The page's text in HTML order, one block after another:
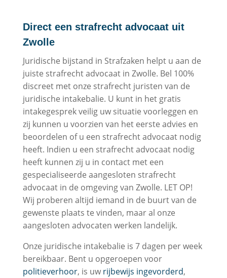
Direct een strafrecht advocaat uit
Zwolle
Juridische bijstand in Strafzaken helpt u aan de
juiste strafrecht advocaat in Zwolle. Bel 100%
discreet met onze strafrecht juristen van de
juridische intakebalie. U kunt in het gratis
intakegesprek veilig uw situatie voorleggen en
zij kunnen u voorzien van het eerste advies en
beoordelen of u een strafrecht advocaat nodig
heeft. Indien u een strafrecht advocaat nodig
heeft kunnen zij u in contact met een
gespecialiseerde aangesloten strafrecht
advocaat in de omgeving van Zwolle. LET OP!
Wij proberen altijd iemand in de buurt van de
gewenste plaats te vinden, maar al onze
aangesloten advocaten werken landelijk.
Onze juridische intakebalie is 7 dagen per week
bereikbaar. Bent u opgeroepen voor
politieverhoor, is uw rijbewijs ingevorderd,